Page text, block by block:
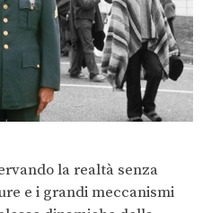
la realtà senza
e i grandi meccanismi